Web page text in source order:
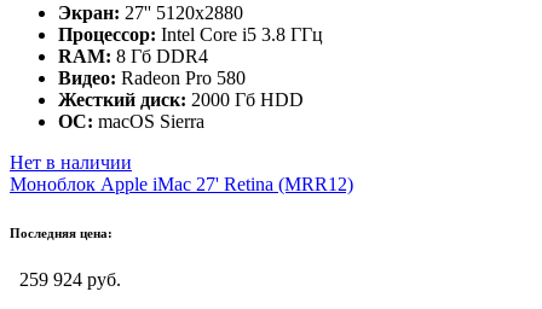
Экран: 27'' 5120x2880
Процессор: Intel Core i5 3.8 ГГц
RAM: 8 Гб DDR4
Видео: Radeon Pro 580
Жесткий диск: 2000 Гб HDD
ОС: macOS Sierra
Нет в наличии
Моноблок Apple iMac 27' Retina (MRR12)
Последняя цена:
259 924 руб.